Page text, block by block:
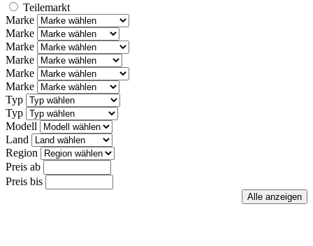
Teilemarkt
Marke
Marke
Marke
Marke
Marke
Marke
Typ
Typ
Modell
Land
Region
Preis ab
Preis bis